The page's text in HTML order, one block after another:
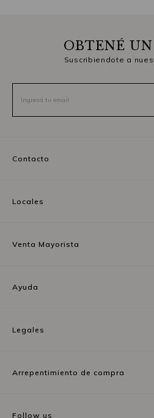
OBTENÉ UN
Suscribiendote a
Contacto
Locales
Venta Mayorista
Ayuda
Legales
Arrepentimiento de compra
Follow us